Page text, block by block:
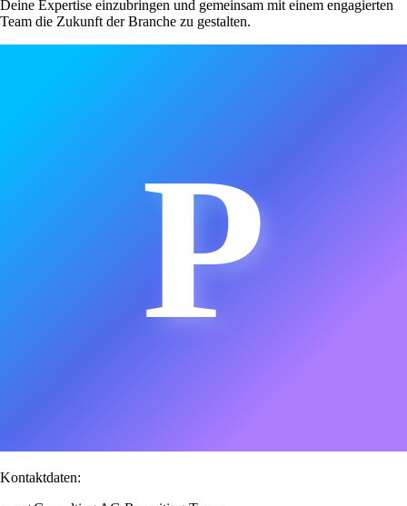
Deine Expertise einzubringen und gemeinsam mit einem engagierten
Team die Zukunft der Branche zu gestalten.
P
Kontaktdaten: